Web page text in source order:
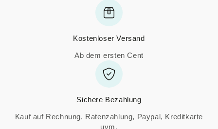
Kostenloser Versand
Ab dem ersten Cent
Sichere Bezahlung
Kauf auf Rechnung, Ratenzahlung, Paypal, Kreditkarte
uvm.